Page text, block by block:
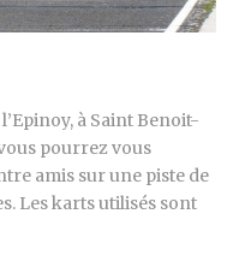
à Saint Benoit-
pourrez vous
amis sur une piste de
Les karts utilisés sont